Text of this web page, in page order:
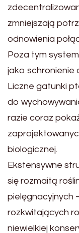
zmniejszają
odnowienia
Poza tym
jako schronienie
Liczne gatunki
do
razie coraz
biologicznej.
Ekstensywne
się rozmaitą
pielęgnacyjnych
rozkwitających
niewielkiej